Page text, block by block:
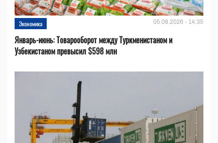
Экономика 05.08.2026 - 14:35
Январь-июнь: Товарооборот между Туркменистаном и
Узбекистаном превысил $598 млн